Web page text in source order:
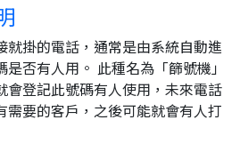
就掛的電話，通常是由系統自動進
否有人用。 此種名為「篩號機」
會登記此號碼有人使用，未來電話
需要的客戶，之後可能就會有人打